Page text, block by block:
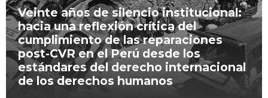
Veinte años de silencio institucional:
hacia una reflexión crítica del
cumplimiento de las reparaciones
post-CVR en el Perú desde los
estándares del derecho internacional
de los derechos humanos